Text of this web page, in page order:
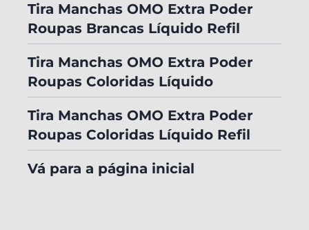
Tira Manchas OMO Extra Poder
Roupas Brancas Líquido Refil
Tira Manchas OMO Extra Poder
Roupas Coloridas Líquido
Tira Manchas OMO Extra Poder
Roupas Coloridas Líquido Refil
Vá para a página inicial